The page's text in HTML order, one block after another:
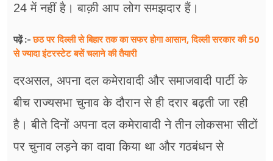
24 में नहीं है। बाक़ी आप लोग समझदार हैं।
पढ़ें :-छठ पर दिल्ली से बिहार तक का सफर होगा आसान, दिल्ली सरकार की 50
से ज्यादा इंटरस्टेट बसें चलाने की तैयारी
दरअसल, अपना दल कमेरावादी और समाजवादी पार्टी के
बीच राज्यसभा चुनाव के दौरान से ही दरार बढ़ती जा रही
है। बीते दिनों अपना दल कमेरावादी ने तीन लोकसभा सीटों
पर चुनाव लड़ने का दावा किया था और गठबंधन से